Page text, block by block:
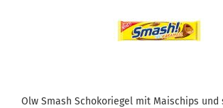
Olw Smash Schokoriegel mit Maischips